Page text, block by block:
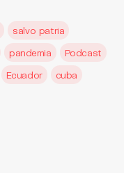
salvo patria
pandemia
Podcast
Ecuador cuba